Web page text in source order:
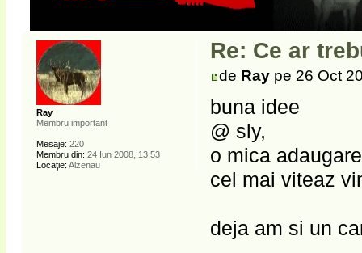
Re: Ce ar
de Ray pe 26 Oct
buna idee
@ sly,
o mica
cel mai viteaz
deja am si un
Ray
Membru important
Mesaje: 220
Membru din: 24 Iun 2008, 13:53
Locaţie: Alzenau